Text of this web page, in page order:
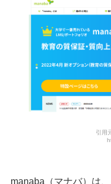
引用
manaba（マナバ）は、